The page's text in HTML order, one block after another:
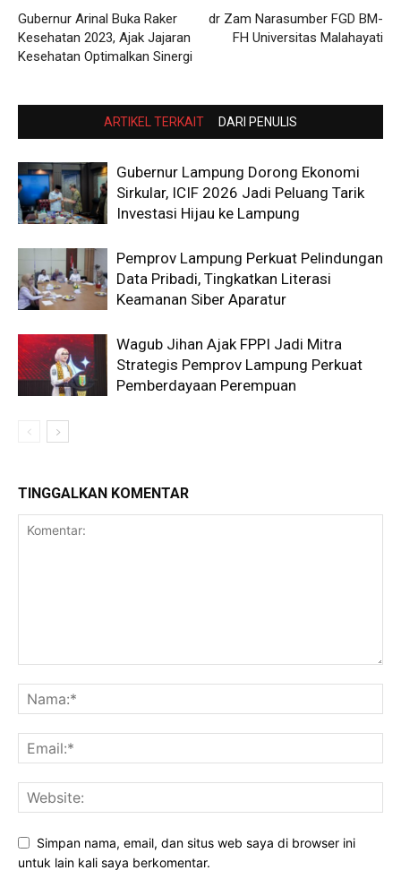
Gubernur Arinal Buka Raker
Kesehatan 2023, Ajak Jajaran
Kesehatan Optimalkan Sinergi
dr Zam Narasumber FGD BM-
FH Universitas Malahayati
ARTIKEL TERKAIT DARI PENULIS
Gubernur Lampung Dorong Ekonomi
Sirkular, ICIF 2026 Jadi Peluang Tarik
Investasi Hijau ke Lampung
Pemprov Lampung Perkuat Pelindungan
Data Pribadi, Tingkatkan Literasi
Keamanan Siber Aparatur
Wagub Jihan Ajak FPPI Jadi Mitra
Strategis Pemprov Lampung Perkuat
Pemberdayaan Perempuan
TINGGALKAN KOMENTAR
Simpan nama, email, dan situs web saya di browser ini
untuk lain kali saya berkomentar.